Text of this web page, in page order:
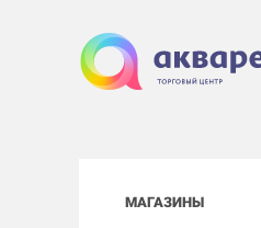
МАГАЗИНЫ